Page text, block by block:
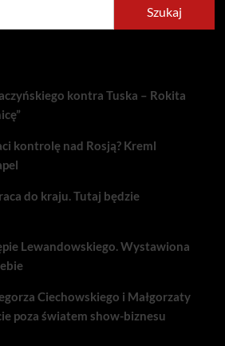
Szukaj
kontra Tuska – Rokita
kontrolę nad Rosją? Kreml
do kraju. Tutaj będzie
Lewandowskiego. Wystawiona
Ciechowskiego i Małgorzaty
poza światem show-biznesu